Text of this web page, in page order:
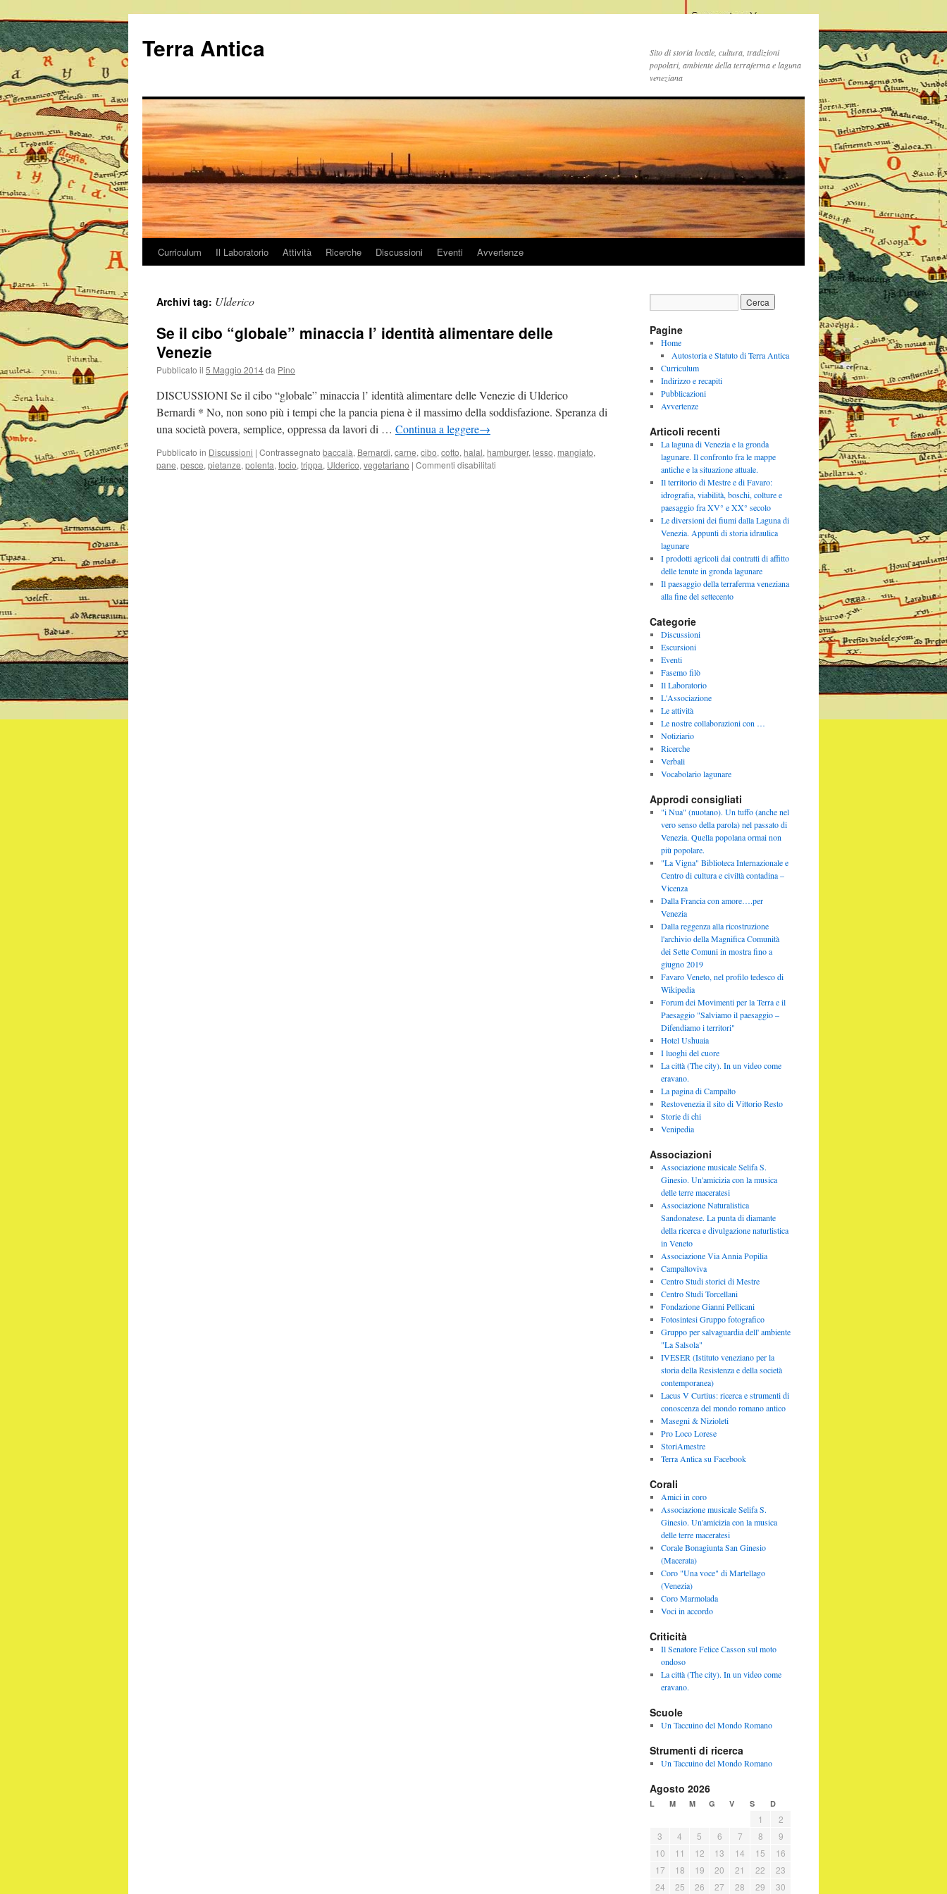
contenuto
Terra Antica
Sito di storia locale, cultura, tradizioni
popolari, ambiente della terraferma e laguna
veneziana
Curriculum Il Laboratorio Attività Ricerche Discussioni Eventi Avvertenze
Archivi tag: Ulderico
Se il cibo “globale” minaccia l’ identità alimentare delle
Venezie
Pubblicato il 5 Maggio 2014da Pino
DISCUSSIONI Se il cibo “globale” minaccia l’ identità alimentare delle Venezie di Ulderico
Bernardi * No, non sono più i tempi che la pancia piena è il massimo della soddisfazione. Speranza di
una società povera, semplice, oppressa da lavori di … Continua a leggere→
Pubblicato in Discussioni | Contrassegnato baccalà, Bernardi, carne, cibo, cotto, halal, hamburger, lesso, mangiato,
pane, pesce, pietanze, polenta, tocio, trippa, Ulderico, vegetariano | Commenti disabilitati
Pagine
Home
Autostoria e Statuto di Terra Antica
Curriculum
Indirizzo e recapiti
Pubblicazioni
Avvertenze
Articoli recenti
La laguna di Venezia e la gronda
lagunare. Il confronto fra le mappe
antiche e la situazione attuale.
Il territorio di Mestre e di Favaro:
idrografia, viabilità, boschi, colture e
paesaggio fra XV° e XX° secolo
Le diversioni dei fiumi dalla Laguna di
Venezia. Appunti di storia idraulica
lagunare
I prodotti agricoli dai contratti di affitto
delle tenute in gronda lagunare
Il paesaggio della terraferma veneziana
alla fine del settecento
Categorie
Discussioni
Escursioni
Eventi
Fasemo filò
Il Laboratorio
L'Associazione
Le attività
Le nostre collaborazioni con …
Notiziario
Ricerche
Verbali
Vocabolario lagunare
Approdi consigliati
"i Nua" (nuotano). Un tuffo (anche nel
vero senso della parola) nel passato di
Venezia. Quella popolana ormai non
più popolare.
"La Vigna" Biblioteca Internazionale e
Centro di cultura e civiltà contadina –
Vicenza
Dalla Francia con amore….per
Venezia
Dalla reggenza alla ricostruzione
l'archivio della Magnifica Comunità
dei Sette Comuni in mostra fino a
giugno 2019
Favaro Veneto, nel profilo tedesco di
Wikipedia
Forum dei Movimenti per la Terra e il
Paesaggio "Salviamo il paesaggio –
Difendiamo i territori"
Hotel Ushuaia
I luoghi del cuore
La città (The city). In un video come
eravano.
La pagina di Campalto
Restovenezia il sito di Vittorio Resto
Storie di chi
Venipedia
Associazioni
Associazione musicale Selifa S.
Ginesio. Un'amicizia con la musica
delle terre maceratesi
Associazione Naturalistica
Sandonatese. La punta di diamante
della ricerca e divulgazione naturlistica
in Veneto
Associazione Via Annia Popilia
Campaltoviva
Centro Studi storici di Mestre
Centro Studi Torcellani
Fondazione Gianni Pellicani
Fotosintesi Gruppo fotografico
Gruppo per salvaguardia dell' ambiente
"La Salsola"
IVESER (Istituto veneziano per la
storia della Resistenza e della società
contemporanea)
Lacus V Curtius: ricerca e strumenti di
conoscenza del mondo romano antico
Masegni & Nizioleti
Pro Loco Lorese
StoriAmestre
Terra Antica su Facebook
Corali
Amici in coro
Associazione musicale Selifa S.
Ginesio. Un'amicizia con la musica
delle terre maceratesi
Corale Bonagiunta San Ginesio
(Macerata)
Coro "Una voce" di Martellago
(Venezia)
Coro Marmolada
Voci in accordo
Criticità
Il Senatore Felice Casson sul moto
ondoso
La città (The city). In un video come
eravano.
Scuole
Un Taccuino del Mondo Romano
Strumenti di ricerca
Un Taccuino del Mondo Romano
Agosto 2026
L M M G V S D
1
2
3
4 5 6 7 8
9
10
11 12 13 14 15
16
17
18 19 20 21 22
23
24
25 26 27 28 29 30